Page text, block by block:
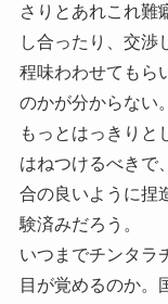
さりとあれこれ難
し合ったり、交渉
程味わわせてもら
のかが分からない。
もっとはっきりと
はねつけるべきで
合の良いように捏
験済みだろう。
いつまでチンタラ
目が覚めるのか。